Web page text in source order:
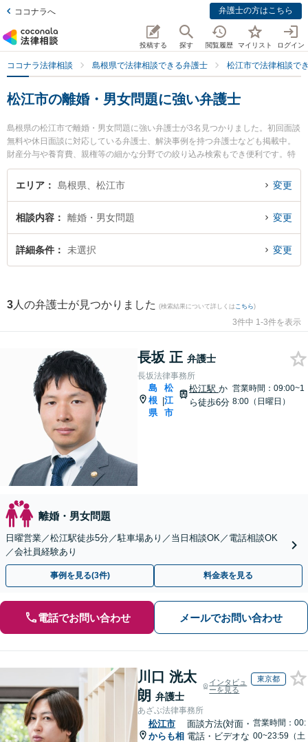
ココナラへ 弁護士の方はこちら
投稿する 探す 閲覧履歴 マイリスト ログイン
ココナラ法律相談 島根県で法律相談できる弁護士 松江市で法律相談で
松江市の離婚・男女問題に強い弁護士
島根県の松江市で離婚・男女問題に強い弁護士が3名見つかりました。初回面談
無料や休日面談に対応している弁護士、解決事例を持つ弁護士なども掲載中。
財産分与や養育費、親権等の細かな分野での絞り込み検索もでき便利です。特
に長坂法律事務所の長坂 正弁護士やなかがわ法律事務所の中川 修一弁護士、松
江桜法律事務所の永野 茜弁護士のプロフィール情報や弁護士費用、強みなどが
富な近くの弁護士を検索したい』『初回相談無料で離婚・男女問題を法律相談
できる松江市内の弁護士に相談予約したい』などでお困りの相談者さんにおす
すめです。
エリア 島根県、松江市 変更
相談内容 離婚・男女問題 変更
詳細条件 未選択 変更
3 人の弁護士が見つかりました (検索結果について詳しくは こちら)
3件中 1-3件を表示
長坂 正 弁護士
長坂法律事務所
島
根
県
|
松
江
市
松江駅 か
ら徒歩6分
営業時間：09:00~1
8:00（日曜日）
離婚・男女問題
日曜営業／松江駅徒歩5分／駐車場あり／当日相談OK／電話相談OK
／会社員経験あり
事例を見る(3件) 料金表を見る
電話でお問い合わせ メールでお問い合わせ
川口 洸太
朗 弁護士
インタビュ
ーを見る
東京都
あざぶ法律事務所
松江市
からも相
面談方法(対面・
電話・ビデオな
営業時間：00:
00~23:59（土